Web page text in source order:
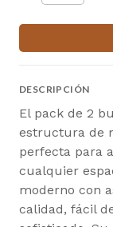
DESCRIPCIÓN
El pack de 2
estructura de
perfecta para
cualquier
moderno con
calidad, fácil